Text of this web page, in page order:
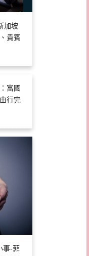
加坡
貴賓
富國
行完
事-菲